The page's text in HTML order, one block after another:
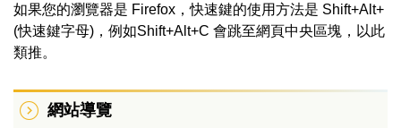
如果您的瀏覽器是 Firefox，快速鍵的使用方法是 Shift+Alt+
(快速鍵字母)，例如Shift+Alt+C 會跳至網頁中央區塊，以此
類推。
網站導覽